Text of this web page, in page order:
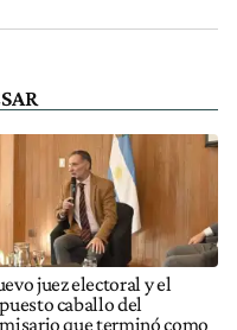
juez electoral y el
caballo del
que terminó como